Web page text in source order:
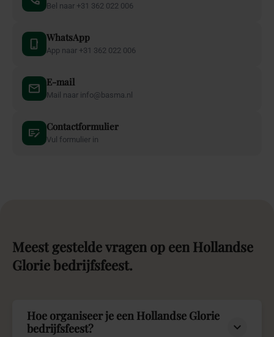
Bel naar +31 362 022 006
WhatsApp
App naar +31 362 022 006
E-mail
Mail naar info@basma.nl
Contactformulier
Vul formulier in
Meest gesteldevragen op een Hollandse
Gloriebedrijfsfeest.
Hoe organiseer je een Hollandse Glorie
bedrijfsfeest?